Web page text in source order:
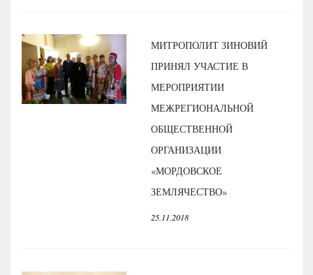
МИТРОПОЛИТ ЗИНОВИЙ
ПРИНЯЛ УЧАСТИЕ В
МЕРОПРИЯТИИ
МЕЖРЕГИОНАЛЬНОЙ
ОБЩЕСТВЕННОЙ
ОРГАНИЗАЦИИ
«МОРДОВСКОЕ
ЗЕМЛЯЧЕСТВО»
25.11.2018